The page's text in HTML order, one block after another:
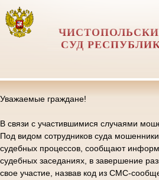
СУД
Уважаемые граждане!
В связи с участившимися случаями
Под видом сотрудников суда мошенники
судебных процессов, сообщают
судебных заседаниях, в завершение
свое участие, назвав код из СМС-